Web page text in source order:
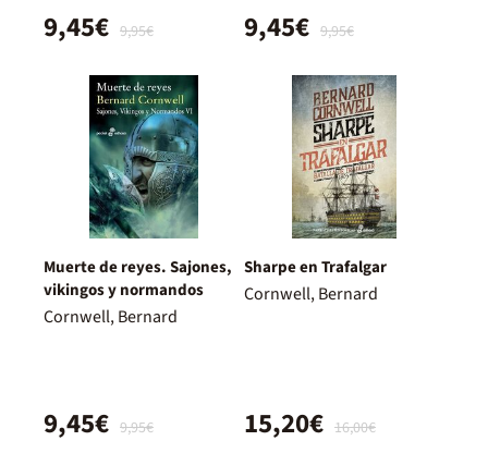
9,95€
9,45€ 9,95€
9,45€
Muerte de reyes. Sajones,
vikingos y normandos
Cornwell, Bernard
9,95€
9,45€
Sharpe en Trafalgar
Cornwell, Bernard
16,00€
15,20€